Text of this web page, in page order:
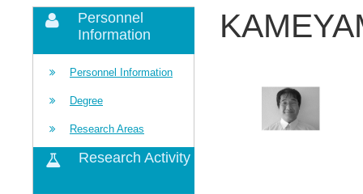
Personnel
Information
Personnel Information
Degree
Research Areas
Research Activity